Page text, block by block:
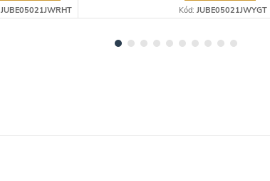
JUBE05021JWRHT Kód: JUBE05021JWYGT